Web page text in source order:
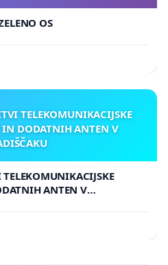
OS
TELEKOMUNIKACIJSKE
IN DODATNIH ANTEN V
ANTEN V